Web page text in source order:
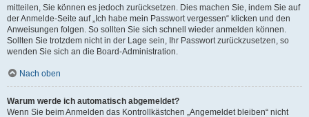
mitteilen, Sie können es jedoch zurücksetzen. Dies machen Sie, indem Sie auf
der Anmelde-Seite auf „Ich habe mein Passwort vergessen“ klicken und den
Anweisungen folgen. So sollten Sie sich schnell wieder anmelden können.
Sollten Sie trotzdem nicht in der Lage sein, Ihr Passwort zurückzusetzen, so
wenden Sie sich an die Board-Administration.
Nach oben
Warum werde ich automatisch abgemeldet?
Wenn Sie beim Anmelden das Kontrollkästchen „Angemeldet bleiben“ nicht